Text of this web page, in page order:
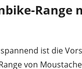
Range
ist die
von